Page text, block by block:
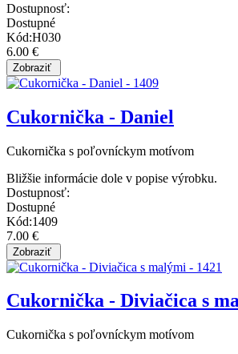
Dostupnosť:
Dostupné
Kód:H030
6.00 €
Cukornička - Daniel
Cukornička s poľovníckym motívom
Bližšie informácie dole v popise výrobku.
Dostupnosť:
Dostupné
Kód:1409
7.00 €
Cukornička - Diviačica s
Cukornička s poľovníckym motívom